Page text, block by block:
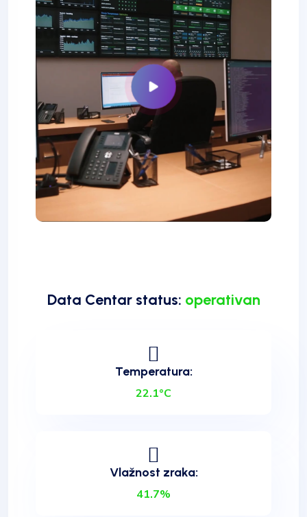
Data Centar status: operativan
Temperatura:
22.1°C
Vlažnost zraka:
41.7%